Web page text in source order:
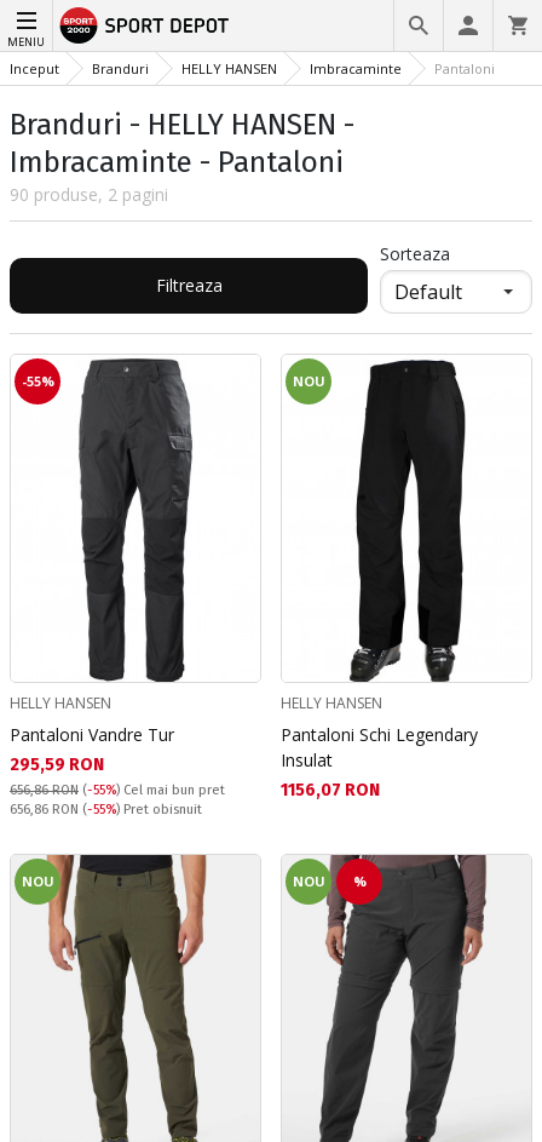
MENIU
Inceput Branduri HELLY HANSEN Imbracaminte Pantaloni
Branduri - HELLY HANSEN -
Imbracaminte - Pantaloni
90 produse, 2 pagini
Filtreaza
Sorteaza
-55%
HELLY HANSEN
Pantaloni Vandre Tur
Текуща цена:
295,59 RON
656,86 RON (-55%) Cel mai bun pret
Pret obisnuit:
656,86 RON (-55%) Pret obisnuit
NOU
HELLY HANSEN
Pantaloni Schi Legendary
Insulat
Текуща цена:
1156,07 RON
NOU NOU %